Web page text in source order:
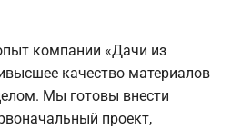
компании «Дачи из
качество материалов
Мы готовы внести
проект,